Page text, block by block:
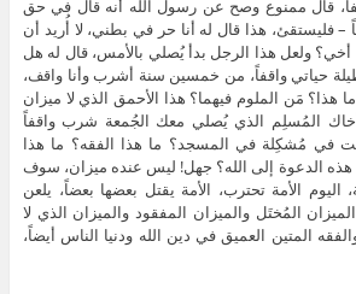
قال ممنوع وصح عن رسول الله أنه قال في حق
فليستقئ، هذا قال له أنا حر في بطني، لا أُريد أن
أخي؟ ولعل هذا الرجل بدأ يُصلي بالأمس، قال له هل
حياتي واقفاً، من خمسين سنة أشرب وأنا واقف،
هذا؟ مَن الملوم فيهما؟ هذا الأحمق الذي لا ميزان
أخاك المُسلِم الذي يُصلي معك الجُمعة شرب واقفاً
في مُشكِلة في المسجد؟ ما هذا الفقه؟ ما هذا
هذه الدعوة إلى الله؟ جهل! ليس عنده ميزان، سوف
الأمة تحترب، الأمة يقتل بعضها بعضاً، يلعن
المُختَل والميزان المفقود والميزان الذي لا
المتين العميق في دين الله ودنيا الناس أيضاً،